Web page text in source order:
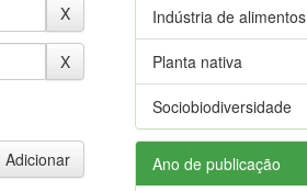
Indústria de alimentos
Planta nativa
Sociobiodiversidade
Ano de publicação